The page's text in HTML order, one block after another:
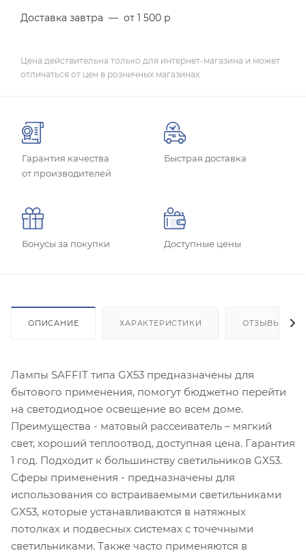
Доставка завтра — от 1 500 р
Цена действительна только для интернет-магазина и может
отличаться от цен в розничных магазинах
Гарантия качества
от производителей
Быстрая доставка
Бонусы за покупки Доступные цены
ОПИСАНИЕ ХАРАКТЕРИСТИКИ ОТЗЫВЫ
Лампы SAFFIT типа GX53 предназначены для
бытового применения, помогут бюджетно перейти
на светодиодное освещение во всем доме.
Преимущества - матовый рассеиватель – мягкий
свет, хороший теплоотвод, доступная цена. Гарантия
1 год. Подходит к большинству светильников GX53.
Сферы применения - предназначены для
использования со встраиваемыми светильниками
GX53, которые устанавливаются в натяжных
потолках и подвесных системах с точечными
светильниками. Также часто применяются в